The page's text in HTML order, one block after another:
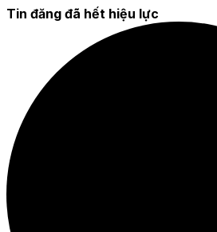
Tin đăng đã hết hiệu lực